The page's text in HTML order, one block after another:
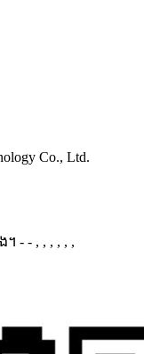
Co., Ltd.
។ - - , , , , , ,